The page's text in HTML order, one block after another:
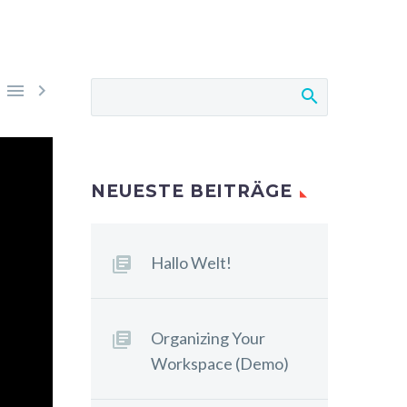
 
NEUESTE BEITRÄGE
Hallo Welt!
Organizing Your
Workspace (Demo)